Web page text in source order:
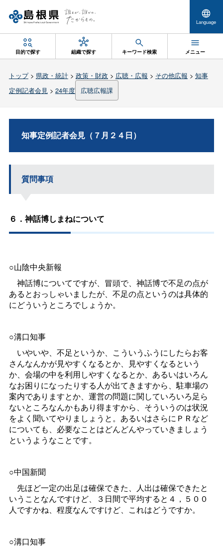
Language
目的で探す 組織で探す キーワード検索 メニュー
トップ> 県政・統計> 政策・財政 > 広聴・広報 > その他広報 > 知事
定例記者会見> 24年度 広聴広報課
知事定例記者会見（７月２４日）
質問事項
６．神話博しまねについて
○山陰中央新報
神話博についてですが、冒頭で、神話博で不足の点が
あるとおっしゃいましたが、不足の点というのは具体的
にどういうところでしょうか。
○溝口知事
いやいや、不足というか、こういうふうにしたらお客
さんなんかが見やすくなるとか、見やすくなるという
か、会場の中を利用しやすくなるとか、あるいはいろん
なお困りになったりする人が出てきますから、駐車場の
案内でありますとか、運営の問題に関していろいろ足ら
ないところなんかもあり得ますから、そういうのは状況
をよく聞いてやりましょうと。あるいはさらにＰＲなど
についても、必要なことはどんどんやっていきましょう
というようなことです。
○中国新聞
先ほど一定の出足は確保できた、人出は確保できたと
いうことなんですけど、３日間で平均すると４，５００
人ですかね、程度なんですけど、これはどうですか。
○溝口知事